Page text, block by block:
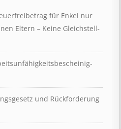
für Enkel nur
Eltern – Keine Gleich­stell­
und Rück­ford­er­ung